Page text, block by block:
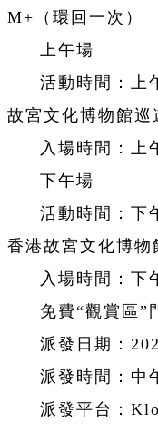
M+（環回一次）
上午場
活動時間：上
故宮文化博物館巡
入場時間：上
下午場
活動時間：下
香港故宮文化博物
入場時間：下
免費“觀賞區”
派發日期：
派發時間：中
派發平台：